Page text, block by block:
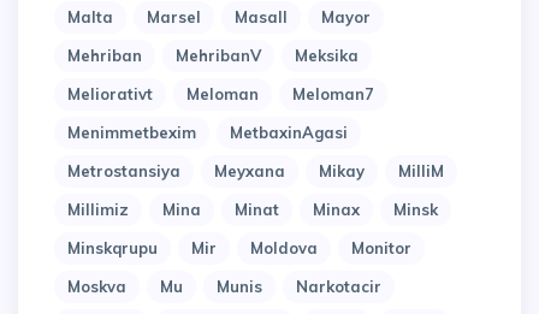
Malta
Marsel Masall
Mayor
Mehriban
MehribanV
Meksika
Meliorativt
Meloman
Meloman7
Menimmetbexim
MetbaxinAgasi
Metrostansiya
Meyxana Mikay
MilliM
Millimiz
Mina Minat Minax
Minsk
Minskqrupu
Mir Moldova
Monitor
Moskva
Mu Munis
Narkotacir